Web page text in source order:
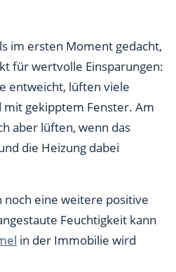
im ersten Moment gedacht,
für wertvolle Einsparungen:
entweicht, lüften viele
gekipptem Fenster. Am
aber lüften, wenn das
die Heizung dabei
noch eine weitere positive
Feuchtigkeit kann
in der Immobilie wird